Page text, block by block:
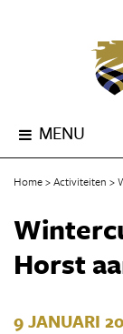
MENU
Home Activiteiten
Horst
9 JANUARI